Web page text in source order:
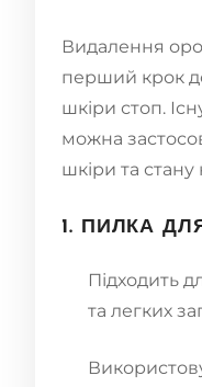
Видалення
перший крок
шкіри стоп.
можна
шкіри та стану
1. ПИЛКА
Підходить
та легких